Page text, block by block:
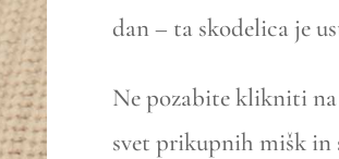
dan – ta skodelica je
Ne pozabite klikniti
svet prikupnih mišk in